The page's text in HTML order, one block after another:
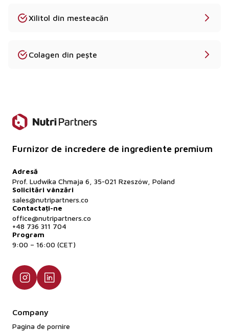
MOQ standard este de 10-25 kg, în funcție de
Este disponibilă livrarea în întreaga Europă?
Xilitol din mesteacăn
Colagen din pește
Furnizor de încredere de ingrediente premium
Adresă
Prof. Ludwika Chmaja 6, 35-021 Rzeszów, Poland
Solicitări vânzări
sales@nutripartners.co
Contactați-ne
office@nutripartners.co
+48 736 311 704
Program
9:00 – 16:00 (CET)
Company
Pagina de pornire